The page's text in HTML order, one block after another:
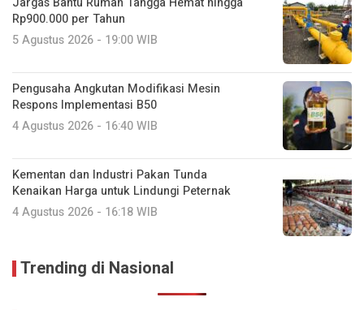
Rp900.000 per Tahun
5 Agustus 2026 - 19:00 WIB
Pengusaha Angkutan Modifikasi Mesin
Respons Implementasi B50
4 Agustus 2026 - 16:40 WIB
Kementan dan Industri Pakan Tunda
Kenaikan Harga untuk Lindungi Peternak
4 Agustus 2026 - 16:18 WIB
Trending di Nasional